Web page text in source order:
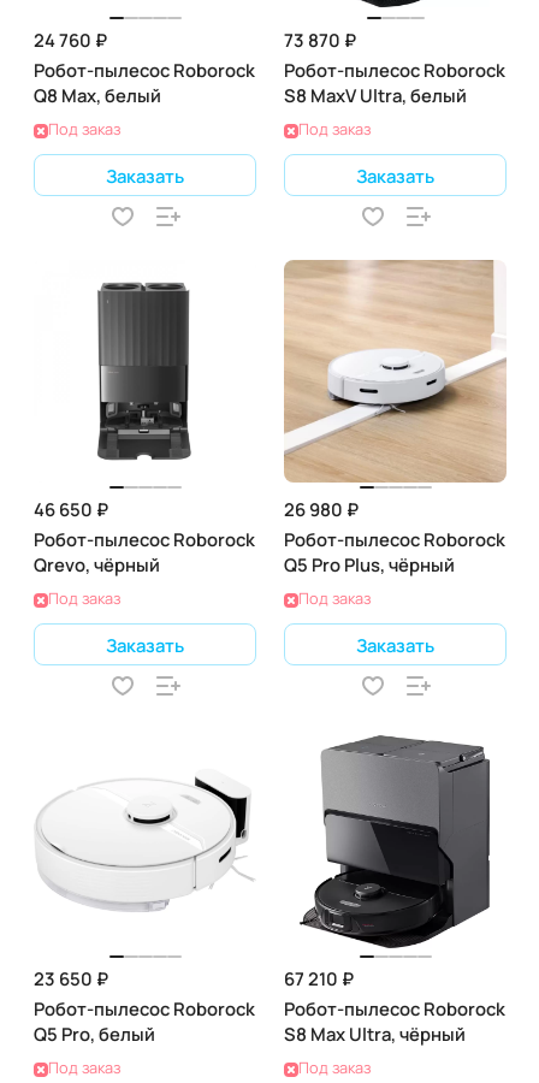
24 760 ₽
Робот-пылесос Roborock
Q8 Max, белый
Под заказ
Заказать
73 870 ₽
Робот-пылесос Roborock
S8 MaxV Ultra, белый
Под заказ
Заказать
46 650 ₽
Робот-пылесос Roborock
Qrevo, чёрный
Под заказ
Заказать
26 980 ₽
Робот-пылесос Roborock
Q5 Pro Plus, чёрный
Под заказ
Заказать
23 650 ₽
Робот-пылесос Roborock
Q5 Pro, белый
Под заказ
67 210 ₽
Робот-пылесос Roborock
S8 Max Ultra, чёрный
Под заказ